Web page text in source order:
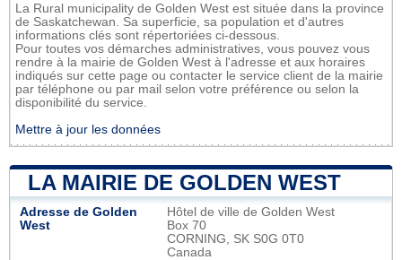
La Rural municipality de Golden West est située dans la province
de Saskatchewan. Sa superficie, sa population et d'autres
informations clés sont répertoriées ci-dessous.
Pour toutes vos démarches administratives, vous pouvez vous
rendre à la mairie de Golden West à l'adresse et aux horaires
indiqués sur cette page ou contacter le service client de la mairie
par téléphone ou par mail selon votre préférence ou selon la
disponibilité du service.
Mettre à jour les données
LA MAIRIE DE GOLDEN WEST
Adresse de Golden
West
Hôtel de ville de Golden West
Box 70
CORNING, SK S0G 0T0
Canada